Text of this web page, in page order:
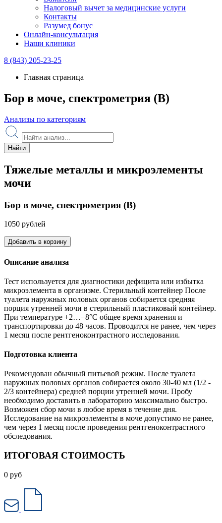
Налоговый вычет за медицинские услуги
Контакты
Разумед бонус
Онлайн-консультация
Наши клиники
8 (843) 205-23-25
Главная страница
Бор в моче, спектрометрия (B)
Анализы по категориям
Найти
Тяжелые металлы и микроэлементы
мочи
Бор в моче, спектрометрия (B)
1050 рублей
Добавить в корзину
Описание анализа
Тест используется для диагностики дефицита или избытка
микроэлемента в организме. Стерильный контейнер После
туалета наружных половых органов собирается средняя
порция утренней мочи в стерильный пластиковый контейнер.
При температуре +2…+8°С общее время хранения и
транспортировки до 48 часов. Проводится не ранее, чем через
1 месяц после рентгеноконтрастного исследования.
Подготовка клиента
Рекомендован обычный питьевой режим. После туалета
наружных половых органов собирается около 30-40 мл (1/2 -
2/3 контейнера) средней порции утренней мочи. Пробу
необходимо доставить в лабораторию максимально быстро.
Возможен сбор мочи в любое время в течение дня.
Исследование на микроэлементы в моче допустимо не ранее,
чем через 1 месяц после проведения рентгеноконтрастного
обследования.
ИТОГОВАЯ СТОИМОСТЬ
0 руб